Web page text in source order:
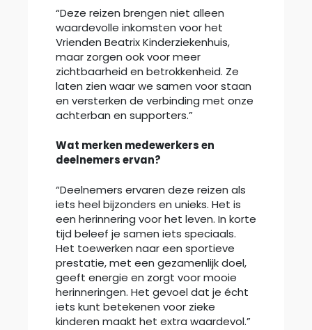
“Deze reizen brengen niet alleen
waardevolle inkomsten voor het
Vrienden Beatrix Kinderziekenhuis,
maar zorgen ook voor meer
zichtbaarheid en betrokkenheid. Ze
laten zien waar we samen voor staan
en versterken de verbinding met onze
achterban en supporters.”
Wat merken medewerkers en
deelnemers ervan?
“Deelnemers ervaren deze reizen als
iets heel bijzonders en unieks. Het is
een herinnering voor het leven. In korte
tijd beleef je samen iets speciaals.
Het toewerken naar een sportieve
prestatie, met een gezamenlijk doel,
geeft energie en zorgt voor mooie
herinneringen. Het gevoel dat je écht
iets kunt betekenen voor zieke
kinderen maakt het extra waardevol.”